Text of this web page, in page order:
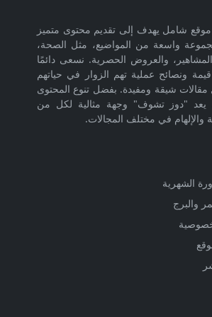
شامل يهدف إلى تقديم محتوى متميز
واسعة من المواضيع، مثل الصحة،
المشاهير، والعروض الحصرية. نسعى دائمًا
ونصائح عملية تهم الزوار في حياتهم
مقالات شيقة ومفيدة. بفضل تنوع المحتوى
يعد "دوز تشوف" وجهة مثالية لكل من
في مختلف المجالات.
الشهرية
والبرج